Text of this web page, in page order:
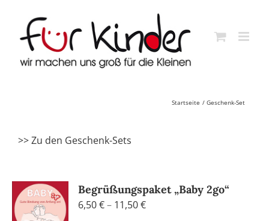
content
Startseite Geschenk-Set
>> Zu den Geschenk-Sets
Begrüßungspaket „Baby 2go“
6,50€– 11,50€Preisspanne: